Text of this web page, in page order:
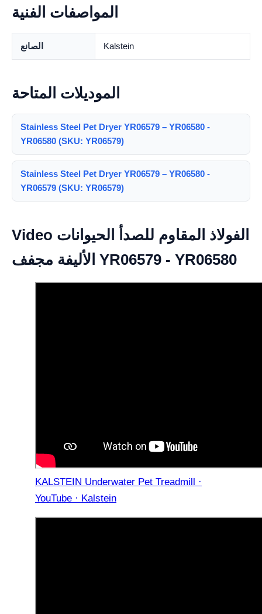
المواصفات الفنية
الصانع Kalstein
الموديلات المتاحة
Stainless Steel Pet Dryer YR06579 – YR06580 -
YR06580 (SKU: YR06579)
Stainless Steel Pet Dryer YR06579 – YR06580 -
YR06579 (SKU: YR06579)
Video الفولاذ المقاوم للصدأ الحيوانات
الأليفة مجفف YR06579 - YR06580
KALSTEIN Underwater Pet Treadmill ·
YouTube · Kalstein